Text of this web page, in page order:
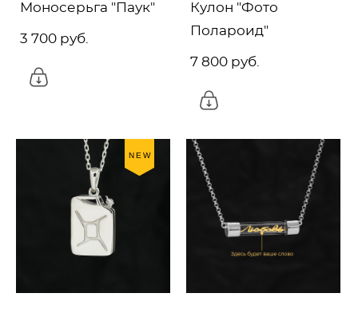
Моносерьга "Паук"
3 700 pуб.
Кулон "Фото
Полароид"
7 800 pуб.
NEW